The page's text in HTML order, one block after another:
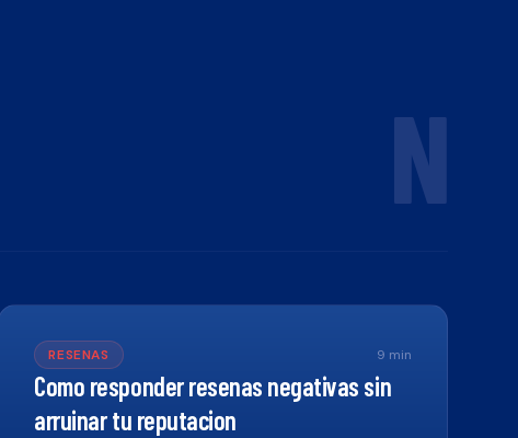
N
RESENAS 9 min
Como responder resenas negativas sin
arruinar tu reputacion